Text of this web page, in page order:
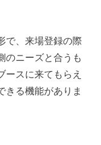
で、来場登録の際
のニーズと合うも
ースに来てもらえ
きる機能がありま